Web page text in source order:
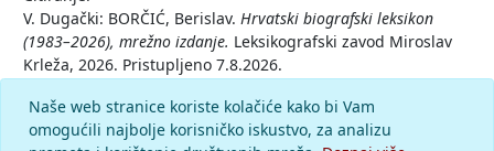
V. Dugački: BORČIĆ, Berislav. Hrvatski biografski leksikon
(1983–2026), mrežno izdanje. Leksikografski zavod Miroslav
Krleža, 2026. Pristupljeno 7.8.2026.
Komentar
Naše web stranice koriste kolačiće kako bi Vam
omogućili najbolje korisničko iskustvo, za analizu